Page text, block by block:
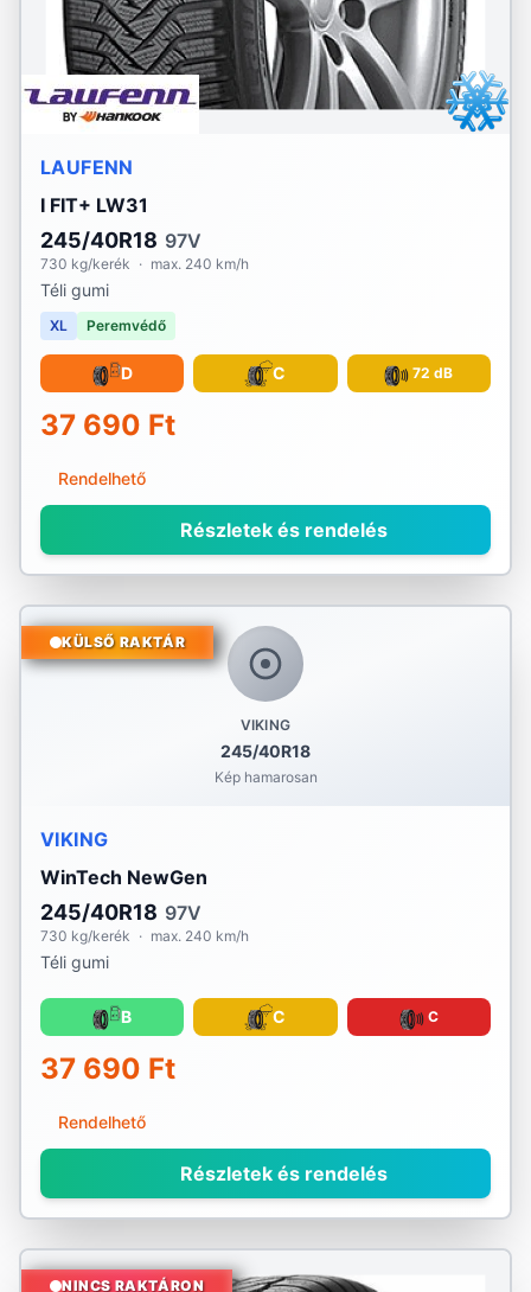
LAUFENN
I FIT+ LW31
245/40R18 97V
730 kg/kerék · max. 240 km/h
Téli gumi
XL Peremvédő
D C 72 dB
37 690 Ft
Rendelhető
Részletek és rendelés
VIKING
245/40R18
Kép hamarosan
KÜLSŐ RAKTÁR
VIKING
WinTech NewGen
245/40R18 97V
730 kg/kerék · max. 240 km/h
Téli gumi
B C C
37 690 Ft
Rendelhető
Részletek és rendelés
NINCS RAKTÁRON